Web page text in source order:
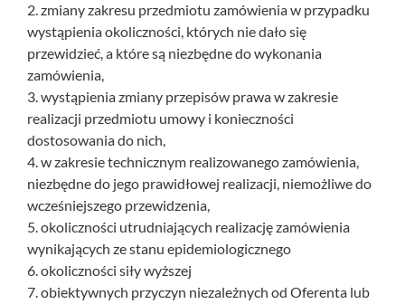
2. zmiany zakresu przedmiotu zamówienia w przypadku
wystąpienia okoliczności, których nie dało się
przewidzieć, a które są niezbędne do wykonania
zamówienia,
3. wystąpienia zmiany przepisów prawa w zakresie
realizacji przedmiotu umowy i konieczności
dostosowania do nich,
4. w zakresie technicznym realizowanego zamówienia,
niezbędne do jego prawidłowej realizacji, niemożliwe do
wcześniejszego przewidzenia,
5. okoliczności utrudniających realizację zamówienia
wynikających ze stanu epidemiologicznego
6. okoliczności siły wyższej
7. obiektywnych przyczyn niezależnych od Oferenta lub